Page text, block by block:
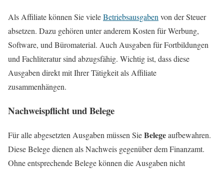
Als Affiliate können Sie vieleBetriebsausgaben von der Steuer
absetzen. Dazu gehören unter anderem Kosten für Werbung,
Software, und Büromaterial. Auch Ausgaben für Fortbildungen
und Fachliteratur sind abzugsfähig. Wichtig ist, dass diese
Ausgaben direkt mit Ihrer Tätigkeit als Affiliate
zusammenhängen.
Nachweispflicht und Belege
Für alle abgesetzten Ausgaben müssen SieBelegeaufbewahren.
Diese Belege dienen als Nachweis gegenüber dem Finanzamt.
Ohne entsprechende Belege können die Ausgaben nicht